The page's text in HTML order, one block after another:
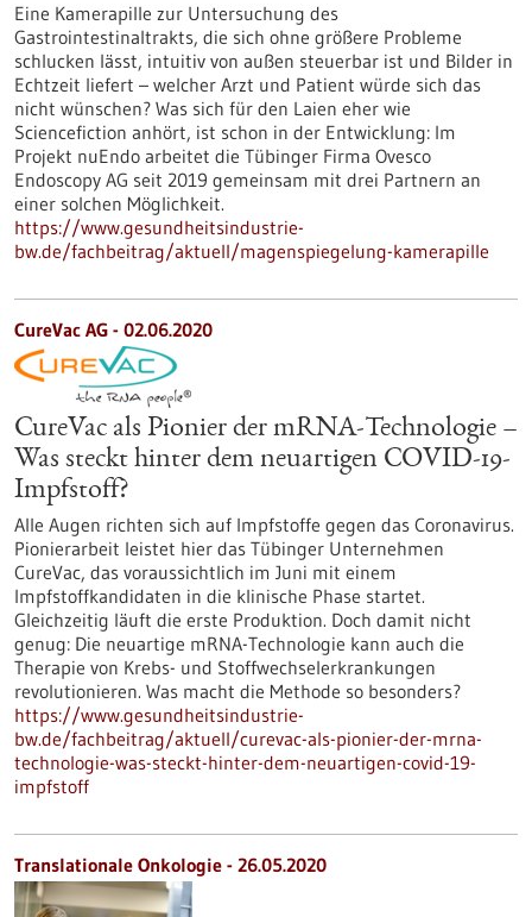
Eine Kamerapille zur Untersuchung des
Gastrointestinaltrakts, die sich ohne größere Probleme
schlucken lässt, intuitiv von außen steuerbar ist und Bilder in
Echtzeit liefert – welcher Arzt und Patient würde sich das
nicht wünschen? Was sich für den Laien eher wie
Sciencefiction anhört, ist schon in der Entwicklung: Im
Projekt nuEndo arbeitet die Tübinger Firma Ovesco
Endoscopy AG seit 2019 gemeinsam mit drei Partnern an
einer solchen Möglichkeit.
https://www.gesundheitsindustrie-
bw.de/fachbeitrag/aktuell/magenspiegelung-kamerapille
CureVac AG - 02.06.2020
CureVac als Pionier der mRNA-Technologie –
Was steckt hinter dem neuartigen COVID-19-
Impfstoff?
Alle Augen richten sich auf Impfstoffe gegen das Coronavirus.
Pionierarbeit leistet hier das Tübinger Unternehmen
CureVac, das voraussichtlich im Juni mit einem
Impfstoffkandidaten in die klinische Phase startet.
Gleichzeitig läuft die erste Produktion. Doch damit nicht
genug: Die neuartige mRNA-Technologie kann auch die
Therapie von Krebs- und Stoffwechselerkrankungen
revolutionieren. Was macht die Methode so besonders?
https://www.gesundheitsindustrie-
bw.de/fachbeitrag/aktuell/curevac-als-pionier-der-mrna-
technologie-was-steckt-hinter-dem-neuartigen-covid-19-
impfstoff
Translationale Onkologie - 26.05.2020